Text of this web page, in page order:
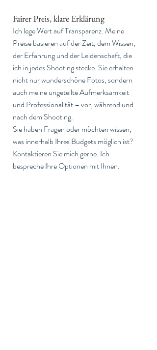
Fairer Preis, klare Erklärung
Ich lege Wert auf Transparenz. Meine
Preise basieren auf der Zeit, dem Wissen,
der Erfahrung und der Leidenschaft, die
ich in jedes Shooting stecke. Sie erhalten
nicht nur wunderschöne Fotos, sondern
auch meine ungeteilte Aufmerksamkeit
und Professionalität – vor, während und
nach dem Shooting.
Sie haben Fragen oder möchten wissen,
was innerhalb Ihres Budgets möglich ist?
Kontaktieren Sie mich gerne. Ich
bespreche Ihre Optionen mit Ihnen.